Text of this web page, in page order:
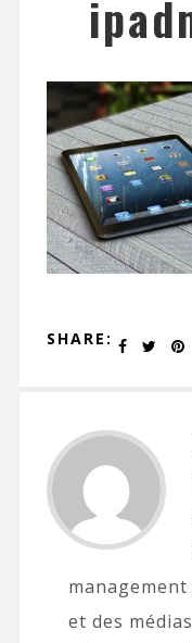
SHARE:
et des